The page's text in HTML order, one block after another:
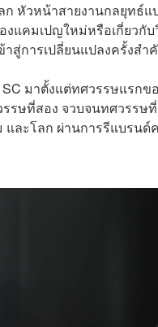
หัวหน้าสายงานกลยุทธ์แ
งแคมเปญใหม่หรือเกี่ยว
าสู่การเปลี่ยนแปลงครั้ง
มาตั้งแต่ทศวรรษแรกข
ษที่สอง จวบจนทศวรรษที่
ะโลก ผ่านการรีแบรนด์